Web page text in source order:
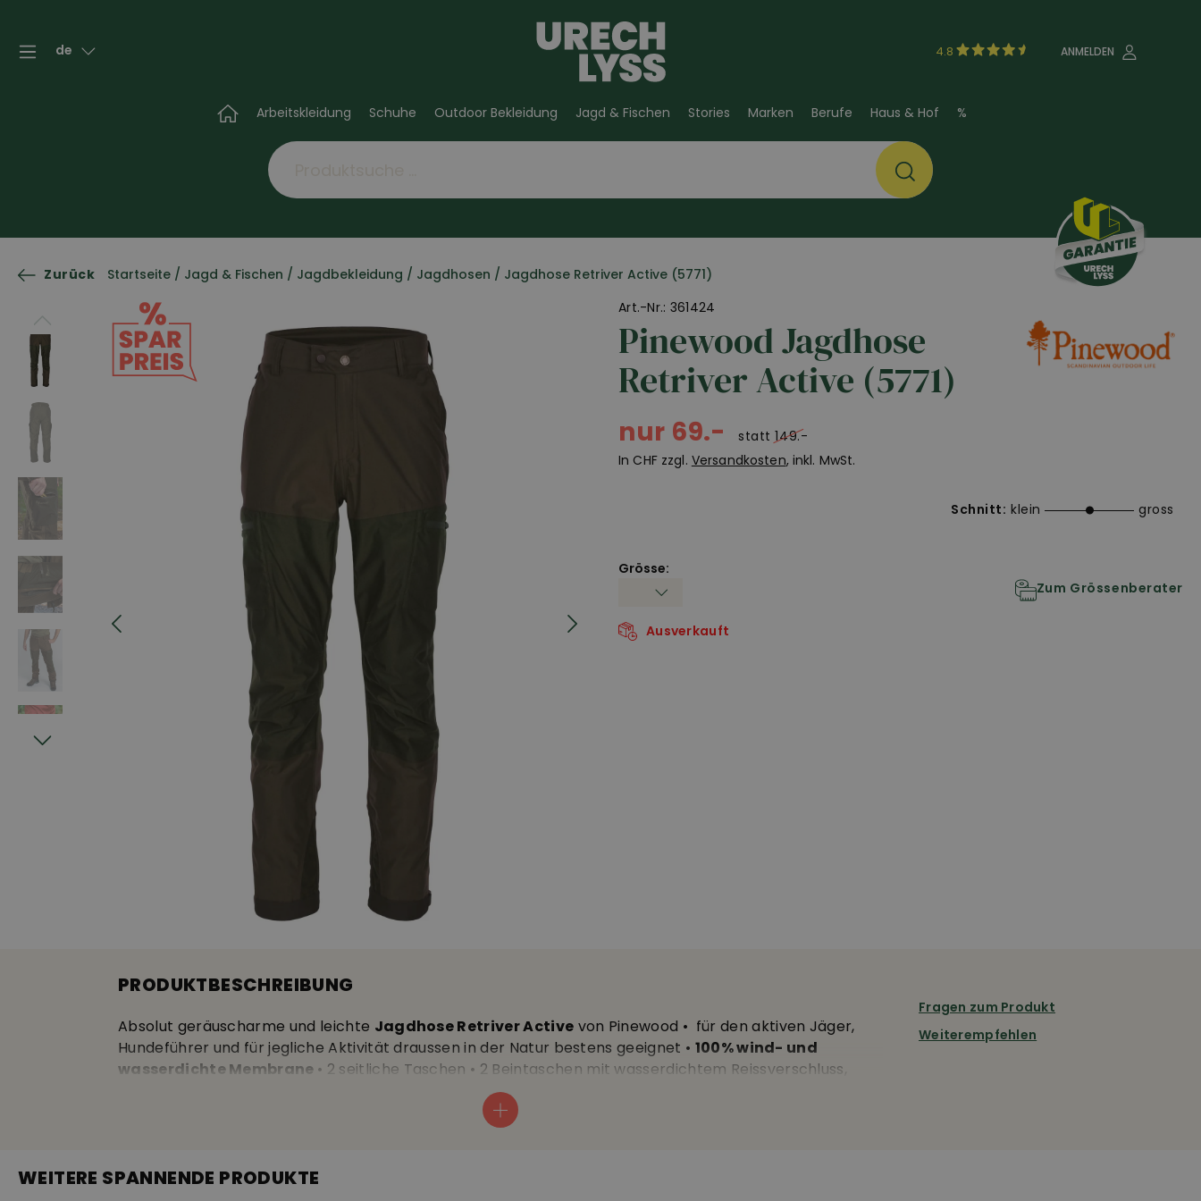
de 4.8 ANMELDEN
Arbeitskleidung Schuhe Outdoor Bekleidung Jagd & Fischen Stories Marken Berufe Haus & Hof %
Zurück Startseite / Jagd & Fischen / Jagdbekleidung / Jagdhosen / Jagdhose Retriver Active (5771)
Art.-Nr.: 361424
Pinewood Jagdhose
Retriver Active (5771)
nur 69.- statt149.-
In CHF zzgl. Versandkosten, inkl. MwSt.
Schnitt: klein gross
Grösse:
Zum Grössenberater
Ausverkauft
PRODUKTBESCHREIBUNG
Absolut geräuscharme und leichte Jagdhose Retriver Active von Pinewood • für den aktiven Jäger,
Hundeführer und für jegliche Aktivität draussen in der Natur bestens geeignet • 100% wind- und
wasserdichte Membrane • 2 seitliche Taschen • 2 Beintaschen mit wasserdichtem Reissverschluss,
Belüftungsreissverschlüsse an den Seiten
wasserdichtem Reissverschluss und Netzinnenfutter • leichtes Innenfutter • elastischer und innen
gummierter Bund, damit nichts rausrutscht • ergonomisch geformte Kniepartie • regulierbar an den
• Wassersäule: 12.000 mm, Atmungsaktivität: 30.000 g/m2/24h • wasserabweisende Behandlung
Fragen zum Produkt
Weiterempfehlen
WEITERE SPANNENDE PRODUKTE